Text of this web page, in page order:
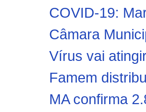
COVID-19:
Câmara
Vírus vai
Famem
MA confirma